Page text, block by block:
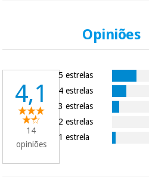
Opiniões
4,1
14
opiniões
5 estrelas
4 estrelas
3 estrelas
2 estrelas
1 estrela